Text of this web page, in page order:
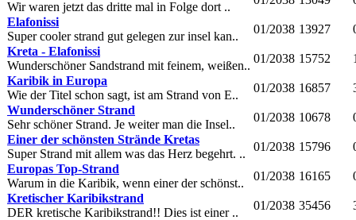
Wir waren jetzt das dritte mal in Folge dort ..
Elafonissi
Super cooler strand gut gelegen zur insel kan..
01/2038 13927
Kreta - Elafonissi
Wunderschöner Sandstrand mit feinem, weißen..
01/2038 15752
Karibik in Europa
Wie der Titel schon sagt, ist am Strand von E..
01/2038 16857
Wunderschöner Strand
Sehr schöner Strand. Je weiter man die Insel..
01/2038 10678
Einer der schönsten Strände Kretas
Super Strand mit allem was das Herz begehrt. ..
01/2038 15796
Europas Top-Strand
Warum in die Karibik, wenn einer der schönst..
01/2038 16165
Kretischer Karibikstrand
DER kretische Karibikstrand!! Dies ist einer ..
01/2038 35456